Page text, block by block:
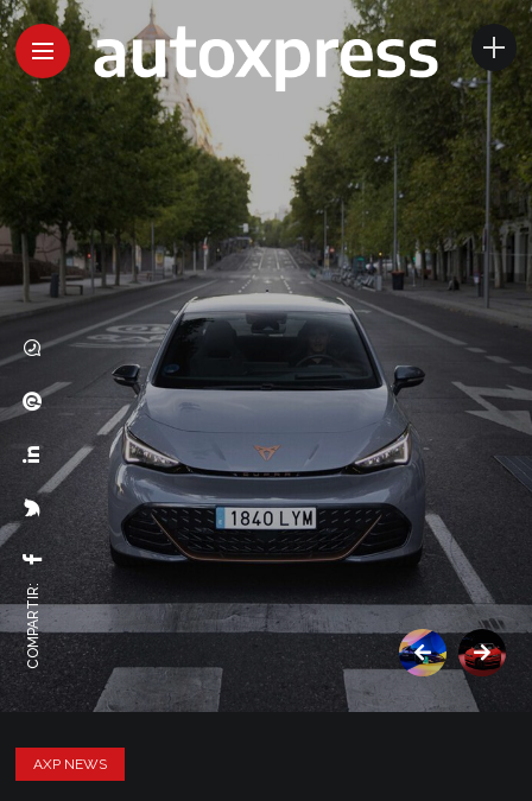
COMPARTIR:
AXP NEWS